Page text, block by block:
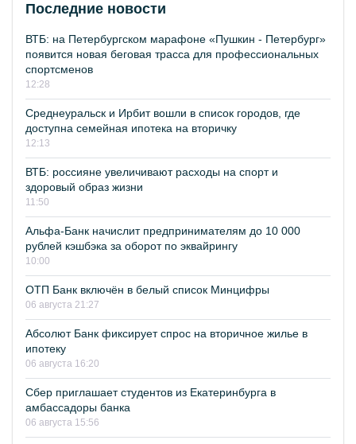
Последние новости
ВТБ: на Петербургском марафоне «Пушкин - Петербург»
появится новая беговая трасса для профессиональных
спортсменов
12:28
Среднеуральск и Ирбит вошли в список городов, где
доступна семейная ипотека на вторичку
12:13
ВТБ: россияне увеличивают расходы на спорт и
здоровый образ жизни
11:50
Альфа-Банк начислит предпринимателям до 10 000
рублей кэшбэка за оборот по эквайрингу
10:00
ОТП Банк включён в белый список Минцифры
06 августа 21:27
Абсолют Банк фиксирует спрос на вторичное жилье в
ипотеку
06 августа 16:20
Сбер приглашает студентов из Екатеринбурга в
амбассадоры банка
06 августа 15:56